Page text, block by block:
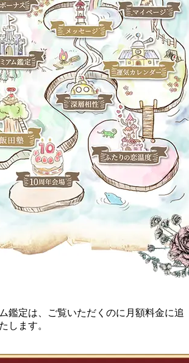
鑑定は、ご覧いただくのに月額料金に追
します。